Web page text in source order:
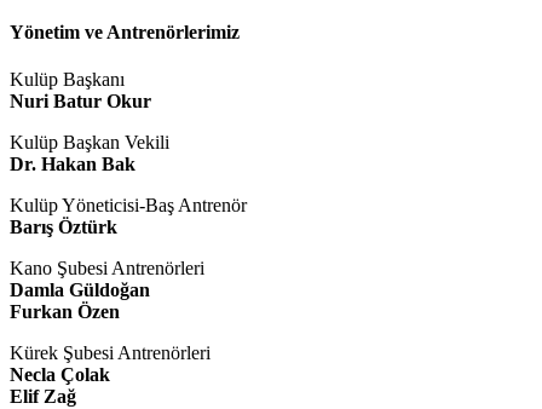
Yönetim ve Antrenörlerimiz
Kulüp Başkanı
Nuri Batur Okur
Kulüp Başkan Vekili
Dr. Hakan Bak
Kulüp Yöneticisi-Baş Antrenör
Barış Öztürk
Kano Şubesi Antrenörleri
Damla Güldoğan
Furkan Özen
Kürek Şubesi Antrenörleri
Necla Çolak
Elif Zağ